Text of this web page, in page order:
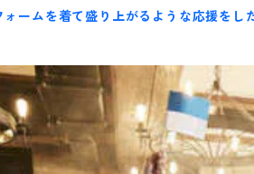
ォームを着て盛り上がるような応援をし